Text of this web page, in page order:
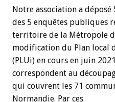
Notre association a
des 5 enquêtes publiques
territoire de la Métropole
modification du Plan local
(PLUi) en cours en juin
correspondent au
qui couvrent les 71
Normandie. Par ces